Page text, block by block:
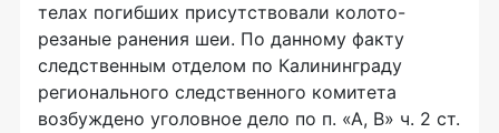
телах погибших присутствовали колото-
резаные ранения шеи. По данному факту
следственным отделом по Калининграду
регионального следственного комитета
возбуждено уголовное дело по п. «А, В» ч. 2 ст.